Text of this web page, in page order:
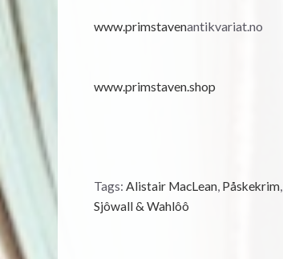
www.primstavenantikvariat.no
www.primstaven.shop
Tags: Alistair MacLean, Påskekrim,
Sjôwall & Wahlôô